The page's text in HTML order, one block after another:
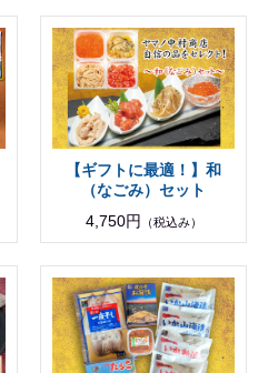
【ギフトに最適！】和
（なごみ）セット
4,750円
（税込み）